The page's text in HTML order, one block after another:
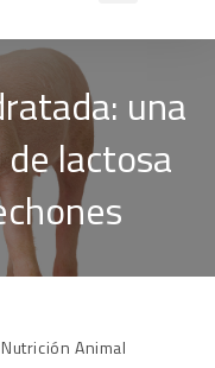
una
lactosa
Nutrición Animal